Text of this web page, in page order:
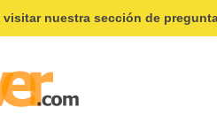
Registro
nuestra sección de